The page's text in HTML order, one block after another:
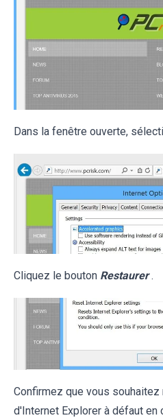
Dans la fenêtre ouverte,
Cliquez le bouton Restaurer .
Confirmez que vous
d'Internet Explorer à défaut en